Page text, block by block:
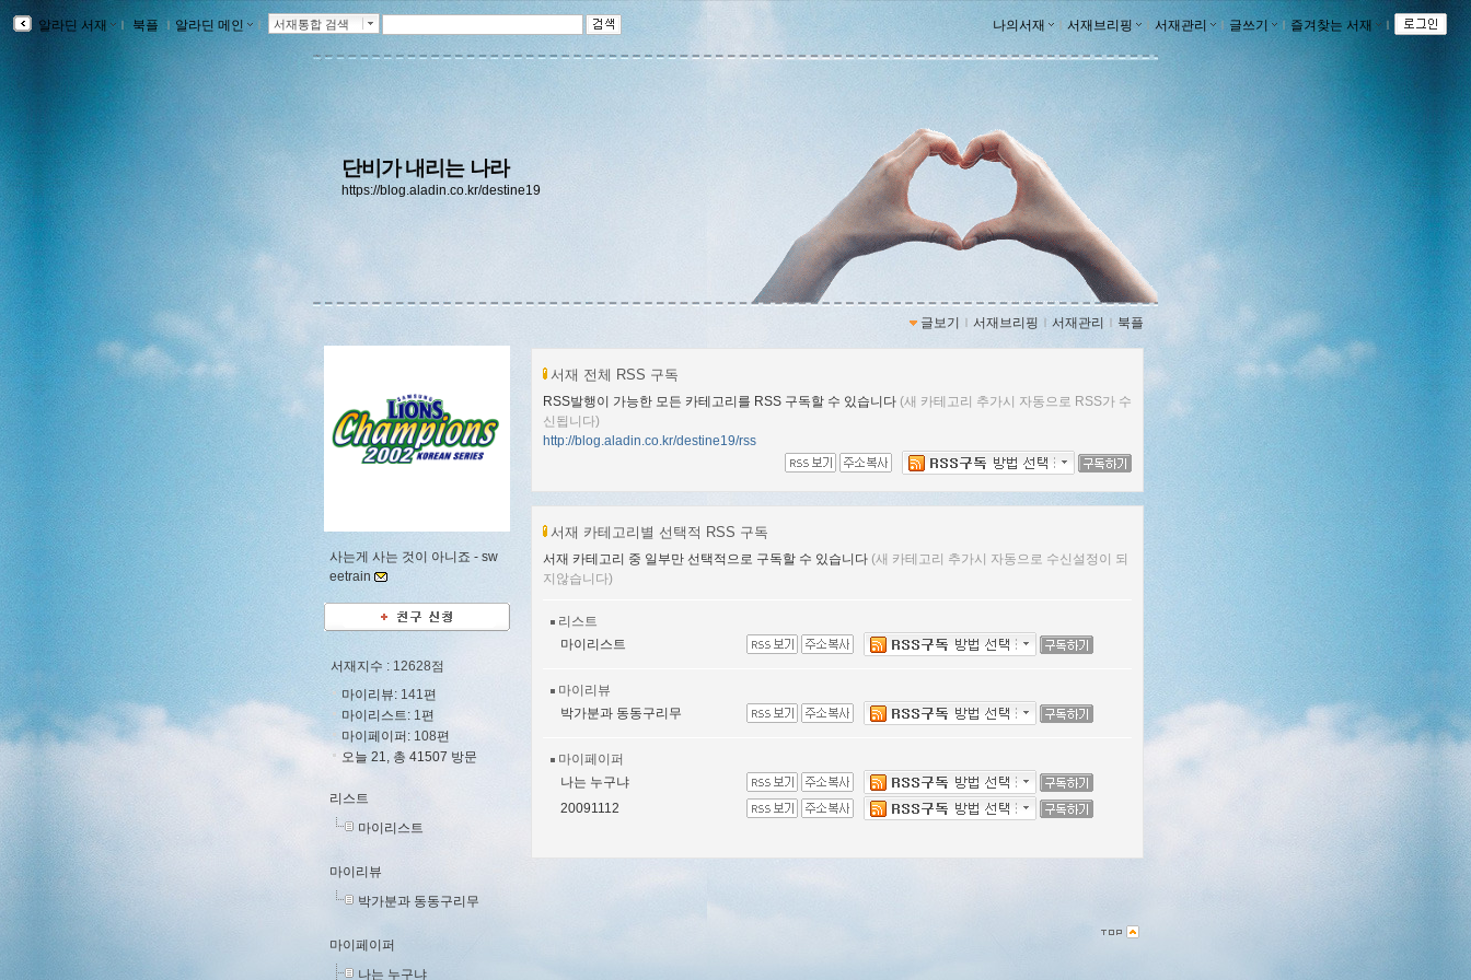
알라딘 서재 ｌ 북플 ｌ 알라딘 메인 ｌ 서재통합 검색 나의서재 서재브리핑 서재관리 ｌ 글쓰기 ｌ 즐겨찾는 서재 ｌ
단비가 내리는 나라
https://blog.aladin.co.kr/destine19
글보기 ｌ 서재브리핑 ｌ 서재관리 ｌ 북플
사는게 사는 것이 아니죠 - sw
eetrain
서재지수 : 12628점
마이리뷰: 141편
마이리스트: 1편
마이페이퍼: 108편
오늘 21, 총 41507 방문
리스트
마이리스트
마이리뷰
박가분과 동동구리무
마이페이퍼
나는 누구냐
서재 전체 RSS 구독
RSS발행이 가능한 모든 카테고리를 RSS 구독할 수 있습니다 (새 카테고리 추가시 자동으로 RSS가 수
신됩니다)
http://blog.aladin.co.kr/destine19/rss
서재 카테고리별 선택적 RSS 구독
서재 카테고리 중 일부만 선택적으로 구독할 수 있습니다 (새 카테고리 추가시 자동으로 수신설정이 되
지않습니다)
리스트
마이리스트
마이리뷰
박가분과 동동구리무
마이페이퍼
나는 누구냐
20091112